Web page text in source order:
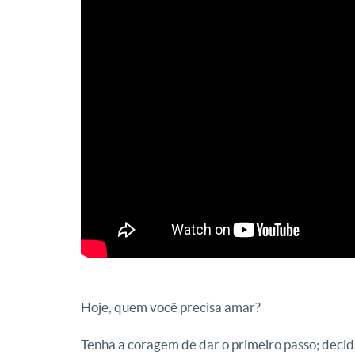
Hoje, quem você precisa amar?
Tenha a coragem de dar o primeiro passo;